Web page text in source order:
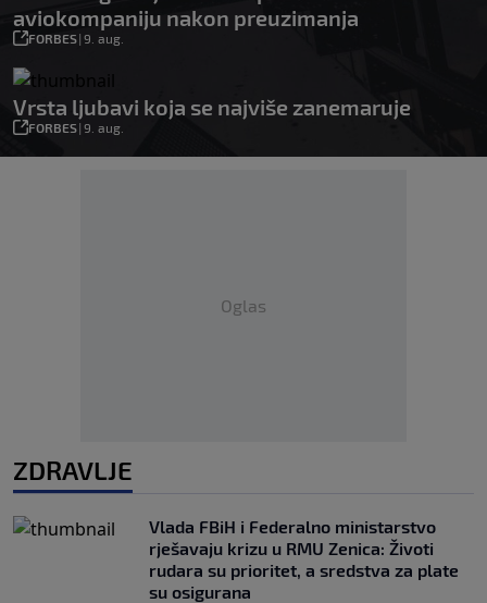
aviokompaniju nakon preuzimanja
FORBES| 9. aug.
Vrsta ljubavi koja se najviše zanemaruje
FORBES| 9. aug.
Oglas
ZDRAVLJE
Vlada FBiH i Federalno ministarstvo
rješavaju krizu u RMU Zenica: Životi
rudara su prioritet, a sredstva za plate
su osigurana